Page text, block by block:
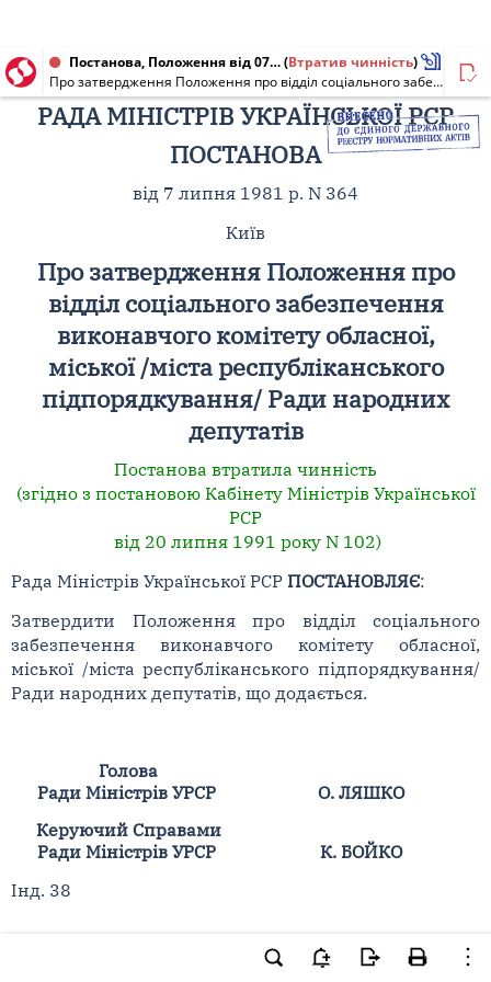
Постанова, Положення від 07.07.1981 № 364(Втратив чинність)
Про затвердження Положення про відділ соціального забезпечення виконавчого комітету обласної, міської /міста республіканського підпорядкування/ Ради народних депутатів